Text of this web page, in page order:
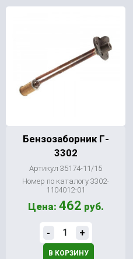
Бензозаборник Г-
3302
Артикул 35174-11/15
Номер по каталогу 3302-
1104012-01
Цена: 462 руб.
- +
В КОРЗИНУ